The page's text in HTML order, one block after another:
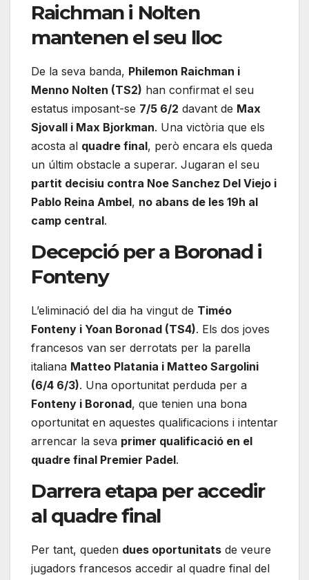
Raichman i Nolten
mantenen el seu lloc
De la seva banda, Philemon Raichman i
Menno Nolten (TS2) han confirmat el seu
estatus imposant-se 7/5 6/2 davant de Max
Sjovall i Max Bjorkman. Una victòria que els
acosta al quadre final, però encara els queda
un últim obstacle a superar. Jugaran el seu
partit decisiu contra Noe Sanchez Del Viejo i
Pablo Reina Ambel, no abans de les 19h al
camp central.
Decepció per a Boronad i
Fonteny
L’eliminació del dia ha vingut de Timéo
Fonteny i Yoan Boronad (TS4). Els dos joves
francesos van ser derrotats per la parella
italiana Matteo Platania i Matteo Sargolini
(6/4 6/3). Una oportunitat perduda per a
Fonteny i Boronad, que tenien una bona
oportunitat en aquestes qualificacions i intentar
arrencar la seva primer qualificació en el
quadre final Premier Padel.
Darrera etapa per accedir
al quadre final
Per tant, queden dues oportunitats de veure
jugadors francesos accedir al quadre final del